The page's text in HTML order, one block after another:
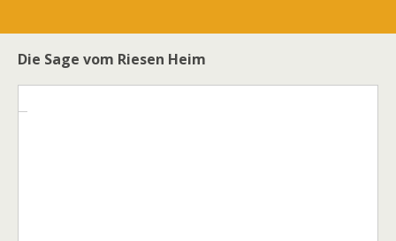
Die Sage vom Riesen Heim